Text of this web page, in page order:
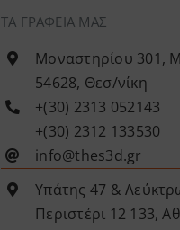
ΤΑ ΓΡΑΦΕΙΑ ΜΑΣ
Μοναστηρίου 301,
54628, Θεσ/νίκη
+(30) 2313 052143
+(30) 2312 133530
info@thes3d.gr
Υπάτης 47 &
Περιστέρι 12 133,